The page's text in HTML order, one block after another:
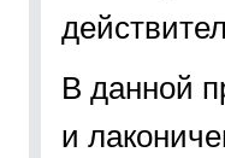
В данной
и